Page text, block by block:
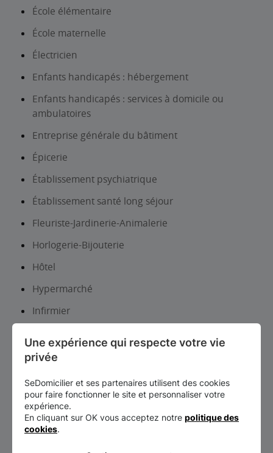
École élémentaire
École maternelle
Électricien
Enfants handicapés : hébergement
Enfants handicapés : services à domicile ou
ambulatoires
Entreprise générale du bâtiment
Épicerie
Établissement psychiatrique
Établissement santé long séjour
Fleuriste-Jardinerie-Animalerie
Horlogerie-Bijouterie
Hôtel
Hypermarché
Infirmier
Institut de beauté-Onglerie
Laboratoire d analyses et de biologie médicale
Librairie, papeterie, journaux
Location auto-utilitaires légers
Une expérience qui respecte votre vie
privée
SeDomicilier et ses partenaires utilisent des cookies
pour faire fonctionner le site et personnaliser votre
expérience.
En cliquant sur OK vous acceptez notre politique des
cookies.